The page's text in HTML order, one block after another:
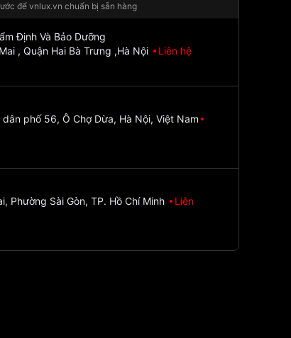
để vnlux.vn chuẩn bị sẵn hàng
Định Và Bảo Dưỡng
, Quận Hai Bà Trưng ,Hà Nội
Liên hệ
phố 56, Ô Chợ Dừa, Hà Nội, Việt Nam
Phường Sài Gòn, TP. Hồ Chí Minh
Liên